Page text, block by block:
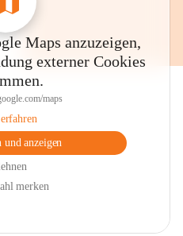
Maps anzuzeigen,
externer Cookies
maps
und anzeigen
merken